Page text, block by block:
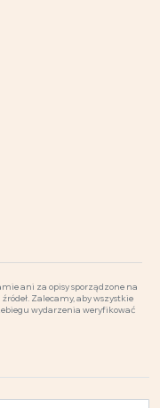
ani za opisy sporządzone na
Zalecamy, aby wszystkie
wydarzenia weryfikować